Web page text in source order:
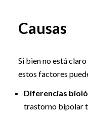
Causas
Si bien no está
estos factores
Diferencias
trastorno bipolar